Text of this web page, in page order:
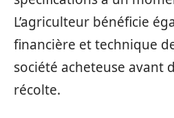
L’agriculteur bénéficie
financière et technique
société acheteuse avant
récolte.